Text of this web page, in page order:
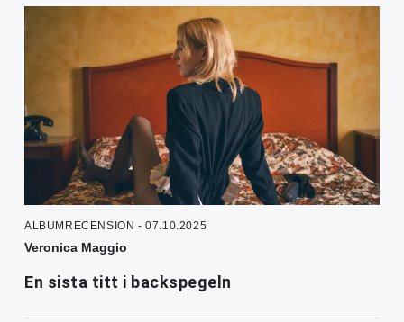
ALBUMRECENSION - 07.10.2025
Veronica Maggio
En sista titt i backspegeln